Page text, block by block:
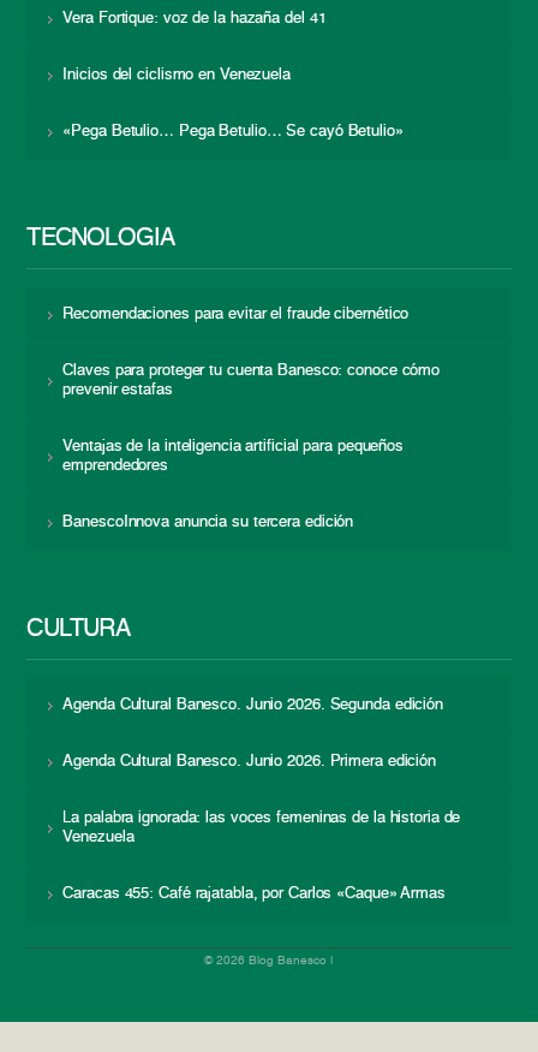
Vera Fortique: voz de la hazaña del 41
Inicios del ciclismo en Venezuela
«Pega Betulio… Pega Betulio… Se cayó Betulio»
TECNOLOGÍA
Recomendaciones para evitar el fraude cibernético
Claves para proteger tu cuenta Banesco: conoce cómo
prevenir estafas
Ventajas de la inteligencia artificial para pequeños
emprendedores
BanescoInnova anuncia su tercera edición
CULTURA
Agenda Cultural Banesco. Junio 2026. Segunda edición
Agenda Cultural Banesco. Junio 2026. Primera edición
La palabra ignorada: las voces femeninas de la historia de
Venezuela
Caracas 455: Café rajatabla, por Carlos «Caque» Armas
© 2026 Blog Banesco |